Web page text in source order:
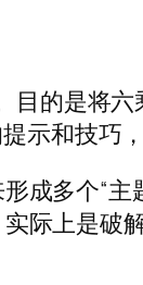
目的是将
示和技巧
多个“主
际上是破